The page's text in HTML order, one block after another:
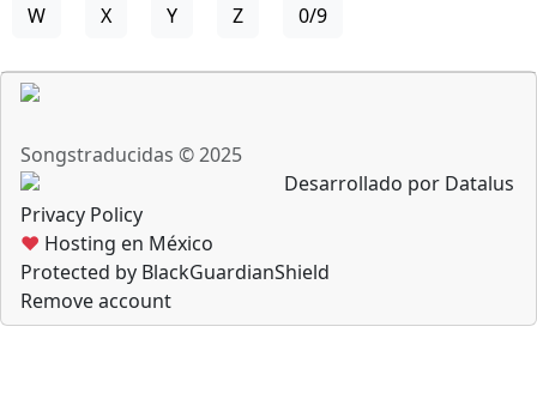
W X Y Z 0/9
Songstraducidas © 2025
Desarrollado por Datalus
Privacy Policy
♥ Hosting en México
Protected by BlackGuardianShield
Remove account